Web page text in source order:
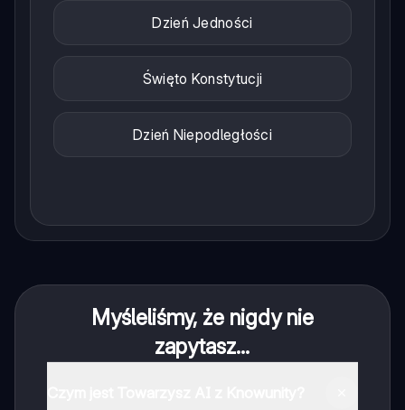
Dzień Jedności
Święto Konstytucji
Dzień Niepodległości
Myśleliśmy, że nigdy nie
zapytasz...